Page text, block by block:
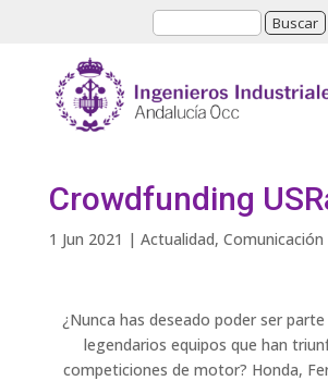
Crowdfunding
1 Jun 2021 | Actualidad, Comunicación
¿Nunca has deseado poder ser
legendarios equipos que han
competiciones de motor? Honda,